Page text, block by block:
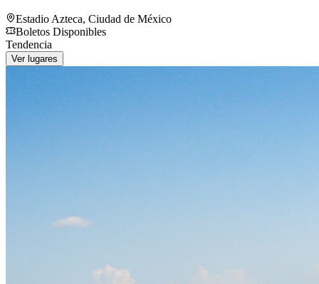
Estadio Azteca, Ciudad de México
Boletos Disponibles
Tendencia
Ver lugares